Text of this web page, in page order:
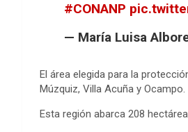
#CONANP
— María Luisa
El área elegida para la
Múzquiz, Villa Acuña y Ocampo.
Esta región abarca 208